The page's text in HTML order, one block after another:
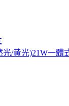
/黄光)21W一體